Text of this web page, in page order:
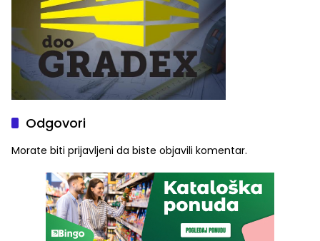
Odgovori
Morate biti prijavljeni da biste objavili komentar.